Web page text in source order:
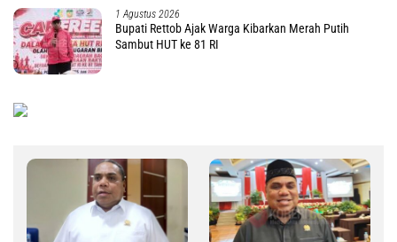
1 Agustus 2026
Bupati Rettob Ajak Warga Kibarkan Merah Putih
Sambut HUT ke 81 RI